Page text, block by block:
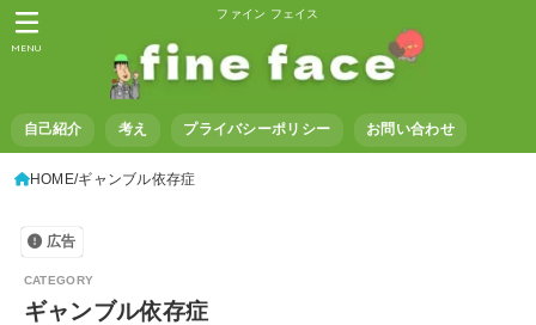
ファイン フェイス
自己紹介 考え プライバシーポリシー お問い合わせ
MENU
HOME ギャンブル依存症
広告
ギャンブル依存症